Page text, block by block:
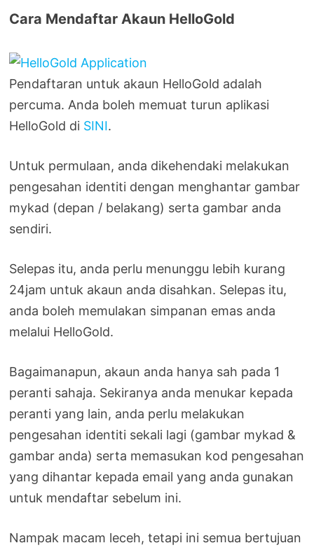
Cara Mendaftar Akaun HelloGold
Pendaftaran untuk akaun HelloGold adalah
percuma. Anda boleh memuat turun aplikasi
HelloGold di SINI.
Untuk permulaan, anda dikehendaki melakukan
pengesahan identiti dengan menghantar gambar
mykad (depan / belakang) serta gambar anda
sendiri.
Selepas itu, anda perlu menunggu lebih kurang
24jam untuk akaun anda disahkan. Selepas itu,
anda boleh memulakan simpanan emas anda
melalui HelloGold.
Bagaimanapun, akaun anda hanya sah pada 1
peranti sahaja. Sekiranya anda menukar kepada
peranti yang lain, anda perlu melakukan
pengesahan identiti sekali lagi (gambar mykad &
gambar anda) serta memasukan kod pengesahan
yang dihantar kepada email yang anda gunakan
untuk mendaftar sebelum ini.
Nampak macam leceh, tetapi ini semua bertujuan